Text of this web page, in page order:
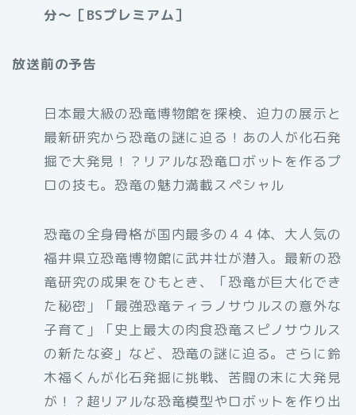
分〜［BSプレミアム］
放送前の予告
日本最大級の恐竜博物館を探検、迫力の展示と
最新研究から恐竜の謎に迫る！あの人が化石発
掘で大発見！？リアルな恐竜ロボットを作るプ
ロの技も。恐竜の魅力満載スペシャル
恐竜の全身骨格が国内最多の４４体、大人気の
福井県立恐竜博物館に武井壮が潜入。最新の恐
竜研究の成果をひもとき、「恐竜が巨大化でき
た秘密」「最強恐竜ティラノサウルスの意外な
子育て」「史上最大の肉食恐竜スピノサウルス
の新たな姿」など、恐竜の謎に迫る。さらに鈴
木福くんが化石発掘に挑戦、苦闘の末に大発見
が！？超リアルな恐竜模型やロボットを作り出